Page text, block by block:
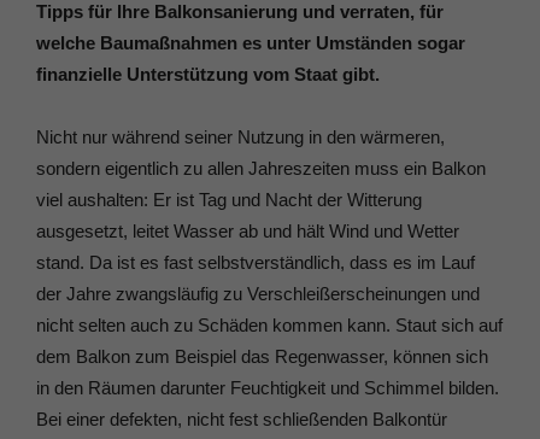
Tipps für Ihre Balkonsanierung und verraten, für
welche Baumaßnahmen es unter Umständen sogar
finanzielle Unterstützung vom Staat gibt.
Nicht nur während seiner Nutzung in den wärmeren,
sondern eigentlich zu allen Jahreszeiten muss ein Balkon
viel aushalten: Er ist Tag und Nacht der Witterung
ausgesetzt, leitet Wasser ab und hält Wind und Wetter
stand. Da ist es fast selbstverständlich, dass es im Lauf
der Jahre zwangsläufig zu Verschleißerscheinungen und
nicht selten auch zu Schäden kommen kann. Staut sich auf
dem Balkon zum Beispiel das Regenwasser, können sich
in den Räumen darunter Feuchtigkeit und Schimmel bilden.
Bei einer defekten, nicht fest schließenden Balkontür